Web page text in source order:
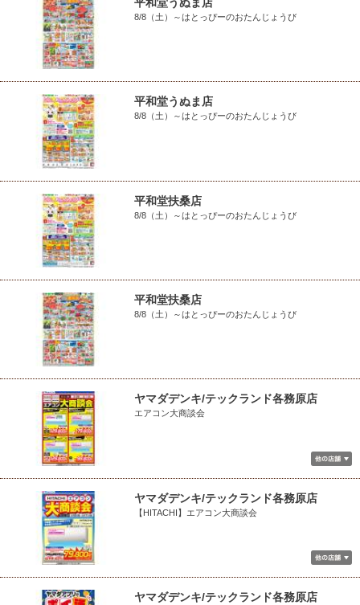
8/8（土）～はとっぴーのおたんじょうび
平和堂うぬま店
8/8（土）～はとっぴーのおたんじょうび
平和堂扶桑店
8/8（土）～はとっぴーのおたんじょうび
平和堂扶桑店
8/8（土）～はとっぴーのおたんじょうび
ヤマダデンキ/テックランド各務原店
エアコン大商談会
ヤマダデンキ/テックランド各務原店
【HITACHI】エアコン大商談会
ヤマダデンキ/テックランド各務原店